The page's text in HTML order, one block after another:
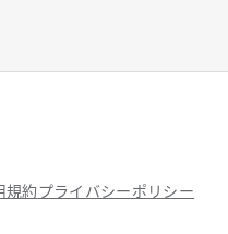
規約プライバシーポリシー